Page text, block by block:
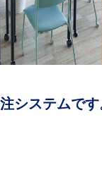
システムです